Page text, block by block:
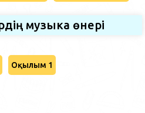
музыка өнері
Оқылым 1